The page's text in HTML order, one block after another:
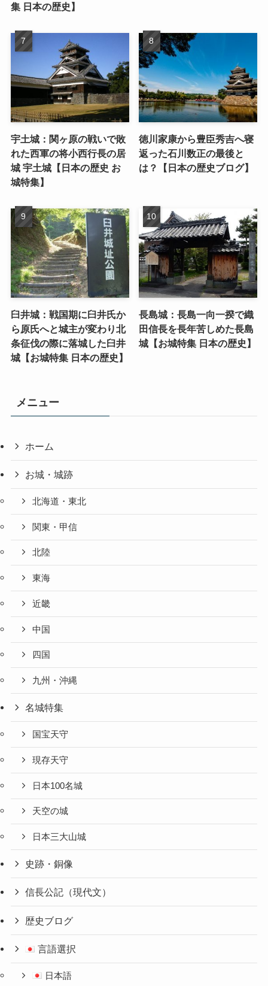
集 日本の歴史】
宇土城：関ヶ原の戦いで敗
れた西軍の将小西行長の居
城 宇土城【日本の歴史 お
城特集】
徳川家康から豊臣秀吉へ寝
返った石川数正の最後と
は？【日本の歴史ブログ】
臼井城：戦国期に臼井氏か
ら原氏へと城主が変わり北
条征伐の際に落城した臼井
城【お城特集 日本の歴史】
長島城：長島一向一揆で織
田信長を長年苦しめた長島
城【お城特集 日本の歴史】
メニュー
ホーム
お城・城跡
北海道・東北
関東・甲信
北陸
東海
近畿
中国
四国
九州・沖縄
名城特集
国宝天守
現存天守
日本100名城
天空の城
日本三大山城
史跡・銅像
信長公記（現代文）
歴史ブログ
言語選択
日本語